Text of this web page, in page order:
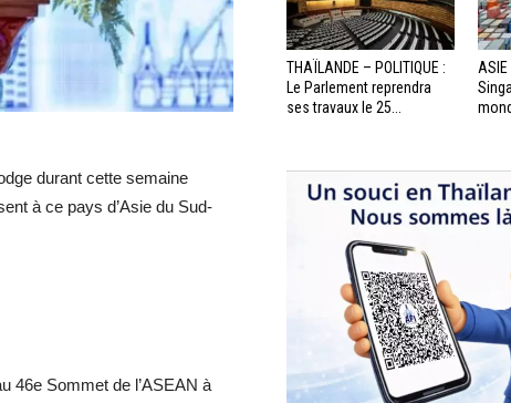
durant cette semaine
à ce pays d’Asie du Sud-
46e Sommet de l’ASEAN à
THAÏLANDE – POLITIQUE :
Le Parlement reprendra
ses travaux le 25...
ASIE